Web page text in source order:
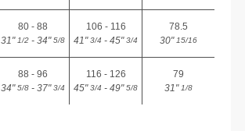
80 - 88
31"1/2 - 34"5/8
106 - 116
41"3/4 - 45"3/4
78.5
30"15/16
88 - 96
34"5/8 - 37"3/4
116 - 126
45"3/4 - 49"5/8
79
31"1/8